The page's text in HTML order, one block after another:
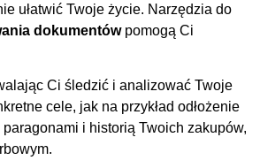
ułatwić Twoje życie. Narzędzia do
dokumentówpomogą Ci
Ci śledzić i analizować Twoje
cele, jak na przykład odłożenie
i historią Twoich zakupów,